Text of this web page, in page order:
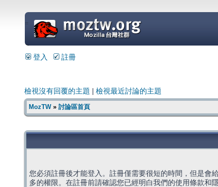
=
登入 註冊
檢視沒有回覆的主題 檢視最近討論的主題
MozTW» 討論區首頁
您必須註冊後才能登入。註冊僅需要很短的時間，但是會
多的權限。在註冊前請確認您已經明白我們的使用條款和